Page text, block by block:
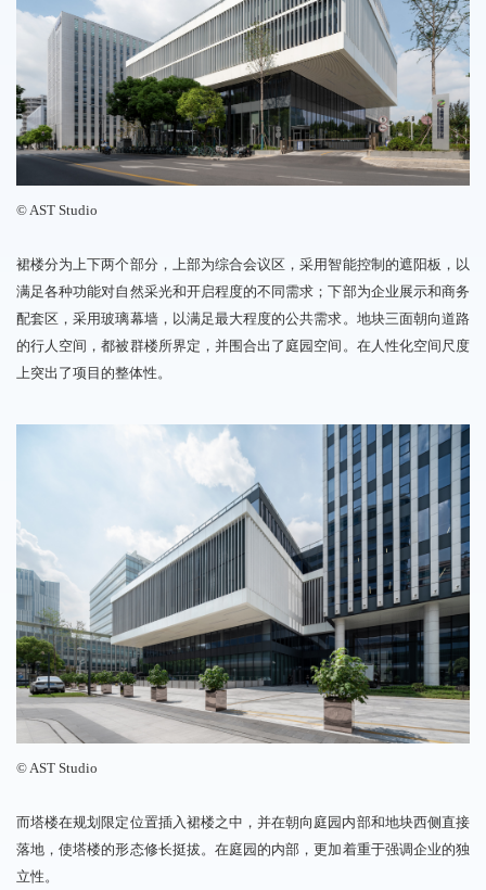
©AST Studio
裙楼分为上下两个部分， 上部为综合会议区，采用智能控制的遮阳板， 以
满足各种功能对自然采光和开启程度的不同需求；下部为企业展示和商务
配套区，采用玻璃幕墙， 以满足最大程度的公共需求。地块三面朝向道路
的行人空间，都被群楼所界定， 并围合出了庭园空间。在人性化空间尺度
上突出了项目的整体性。
© AST Studio
而塔楼在规划限定位置插入裙楼之中，并在朝向庭园内部和地块西侧直接
落地，使塔楼的形态修长挺拔。在庭园的内部，更加着重于强调企业的独
立性。